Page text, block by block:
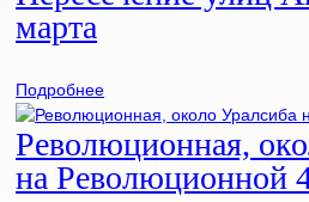
марта
Подробнее
Революционная,
на Революционной